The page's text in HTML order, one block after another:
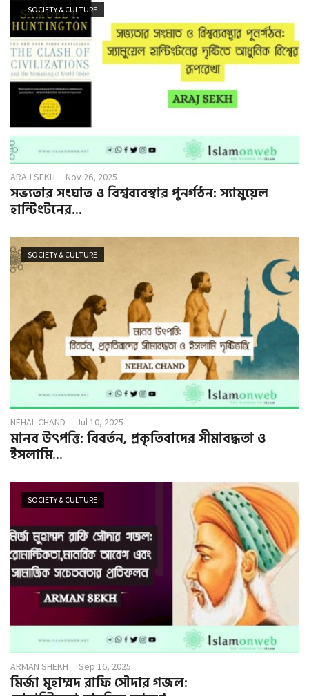
SOCIETY & CULTURE
ARAJ SEKH Nov 26, 2025
সভ্যতার সংঘাত ও বিশ্বব্যবস্থার পুনর্গঠন: স্যামুয়েল
হান্টিংটনের...
SOCIETY & CULTURE
NEHAL CHAND Jul 10, 2025
মানব উৎপত্তি: বিবর্তন, প্রকৃতিবাদের সীমাবদ্ধতা ও
ইসলামি...
SOCIETY & CULTURE
ARMAN SHEKH Sep 16, 2025
মির্জা মুহাম্মদ রাফি সৌদার গজল: